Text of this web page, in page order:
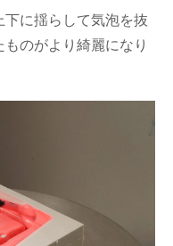
下に揺らして気泡を抜
のがより綺麗になり